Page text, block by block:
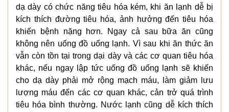
dạ dày có chức năng tiêu hóa kém, khi ăn lạnh dễ bị
kích thích đường tiêu hóa, ảnh hưởng đến tiêu hóa
khiến bệnh nặng hơn.
Ngay cả sau bữa ăn cũng
không nên uống đồ uống lạnh. Vì sau khi ăn thức ăn
vẫn còn tồn tại trong dại dày và các cơ quan tiêu hóa
khác, nếu ngay lập tức uống đồ uống lạnh sẽ khiến
cho dạ dày phải mở rộng mạch máu, làm giảm lưu
lượng máu đến các cơ quan khác, cản trở quá trình
tiêu hóa bình thường. Nước lạnh cũng dễ kích thích